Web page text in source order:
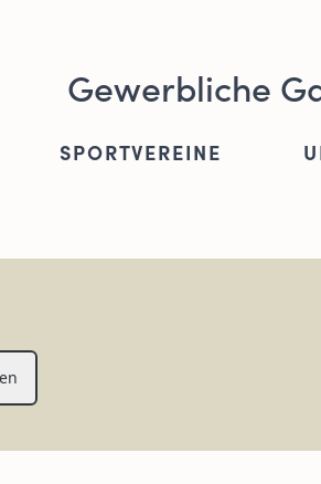
Gewerbliche
SPORTVEREINE